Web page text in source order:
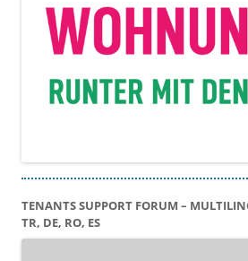
TENANTS SUPPORT FORUM –
TR, DE, RO, ES